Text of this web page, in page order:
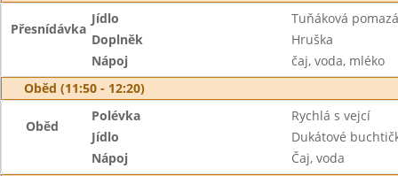
Přesnídávka
Jídlo
Tuňáková
Doplněk
Hruška
Nápoj
čaj, voda, mléko
Oběd (11:50 - 12:20)
Oběd
Polévka
Rychlá s vejcí
Jídlo
Dukátové
Nápoj
Čaj, voda